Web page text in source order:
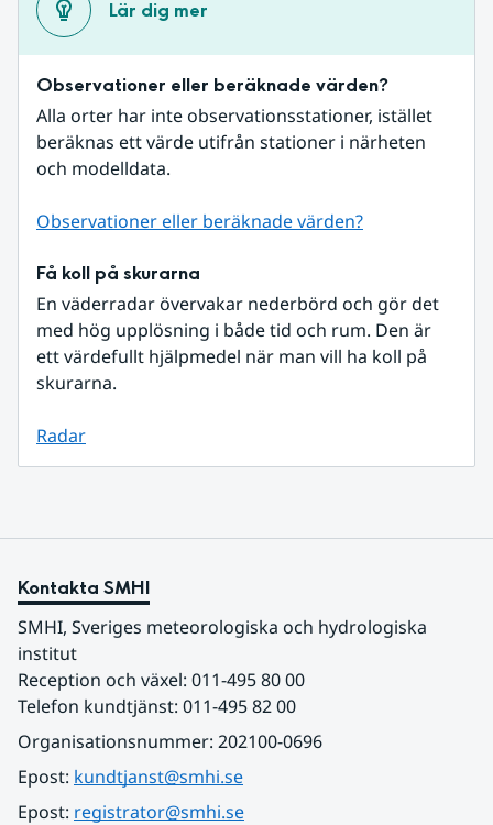
Lär dig mer
Observationer eller beräknade värden?
Alla orter har inte observationsstationer, istället
beräknas ett värde utifrån stationer i närheten
och modelldata.
Observationer eller beräknade värden?
Få koll på skurarna
En väderradar övervakar nederbörd och gör det
med hög upplösning i både tid och rum. Den är
ett värdefullt hjälpmedel när man vill ha koll på
skurarna.
Radar
Kontakta SMHI
SMHI, Sveriges meteorologiska och hydrologiska
institut
Reception och växel: 011-495 80 00
Telefon kundtjänst: 011-495 82 00
Organisationsnummer: 202100-0696
Epost: kundtjanst@smhi.se
Epost: registrator@smhi.se